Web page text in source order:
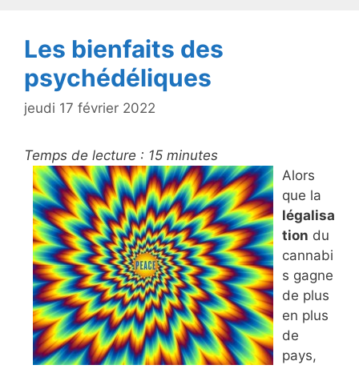
Les bienfaits des
psychédéliques
jeudi 17 février 2022
Temps de lecture : 15 minutes
Alors
que la
légalisa
tion du
cannabi
s gagne
de plus
en plus
de
pays,